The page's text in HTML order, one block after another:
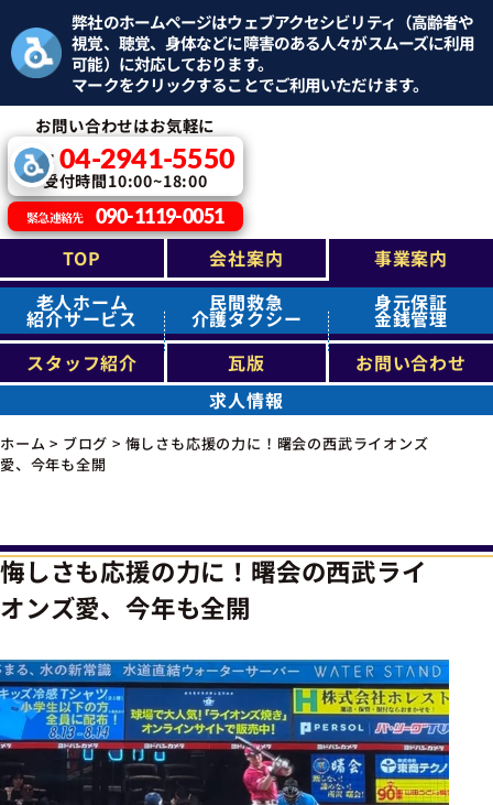
弊社のホームページはウェブアクセシビリティ（高齢者や
視覚、聴覚、身体などに障害のある人々がスムーズに利用
可能）に対応しております。
マークをクリックすることでご利用いただけます。
お問い合わせはお気軽に
TEL：04-2941-5550
受付時間10:00~18:00
緊急連絡先 090-1119-0051
TOP 会社案内
事業案内
老人ホーム
紹介サービス
民間救急
介護タクシー
身元保証
金銭管理
スタッフ紹介
瓦版
お問い合わせ
求人情報
ホーム > ブログ > 悔しさも応援の力に！曙会の西武ライオンズ
愛、今年も全開
悔しさも応援の力に！曙会の西武ライ
オンズ愛、今年も全開